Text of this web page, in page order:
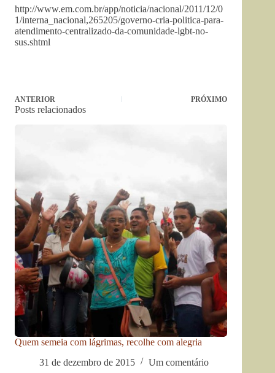
http://www.em.com.br/app/noticia/nacional/2011/12/0
1/interna_nacional,265205/governo-cria-politica-para-
atendimento-centralizado-da-comunidade-lgbt-no-
sus.shtml
ANTERIOR PRÓXIMO
Posts relacionados
Quem semeia com lágrimas, recolhe com alegria
31 de dezembro de 2015
Um comentário